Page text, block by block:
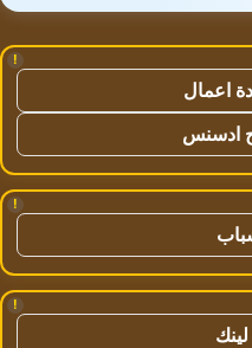
!
اعمال
ادسنس
!
!